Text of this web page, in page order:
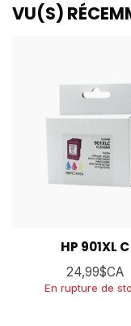
VU(S)
HP 901XL C
24,99$CA
En rupture de